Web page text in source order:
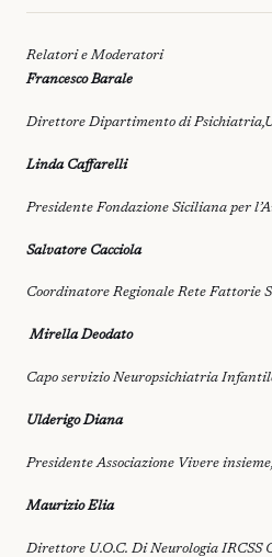
Relatori e Moderatori
Francesco Barale
Direttore Dipartimento di
Linda Caffarelli
Presidente Fondazione Siciliana per
Salvatore Cacciola
Coordinatore Regionale Rete Fattorie
Mirella Deodato
Capo servizio Neuropsichiatria
Ulderigo Diana
Presidente Associazione Vivere
Maurizio Elia
Direttore U.O.C. Di Neurologia